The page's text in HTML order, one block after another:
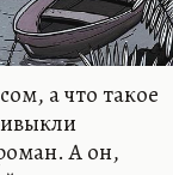
а что такое
А он,